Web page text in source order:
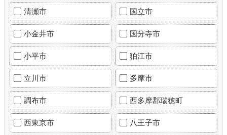
清瀬市 国立市
小金井市 国分寺市
小平市 狛江市
立川市 多摩市
調布市 西多摩郡瑞穂町
西東京市 八王子市